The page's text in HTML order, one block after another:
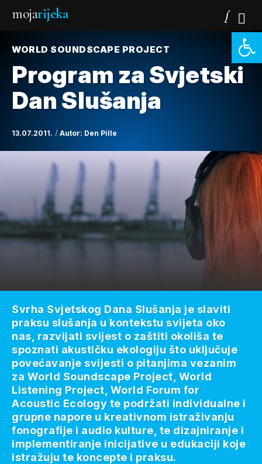
mojarijeka
WORLD SOUNDSCAPE PROJECT
Program za Svjetski
Dan Slušanja
13.07.2011. Autor: Den Pille
Svrha Svjetskog Dana Slušanja je slaviti
praksu slušanja u kontekstu svijeta oko
nas, razvijati svijest o zaštiti okoliša te
spoznati akustičku ekologiju što uključuje
povećavanje svijesti o pitanjima vezanim
za World Soundscape Project, World
Listening Project, World Forum for
Acoustic Ecology te podržati individualne i
grupne napore u kreativnom istraživanju
fonografije i audio kulture, te dizajniranje i
implementiranje inicijative u edukaciji koje
istražuju te koncepte i praksu.